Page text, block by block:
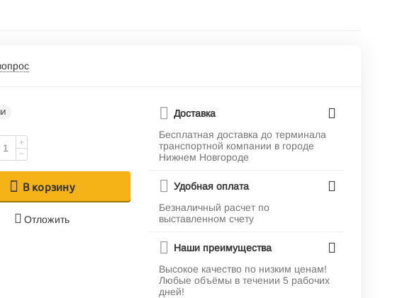
+
−
В корзину
Отложить
Доставка
Бесплатная доставка до терминала
транспортной компании в городе
Нижнем Новгороде
Удобная оплата
Безналичный расчет по
выставленном счету
Наши преимущества
Высокое качество по низким ценам!
Любые объёмы в течении 5 рабочих
дней!